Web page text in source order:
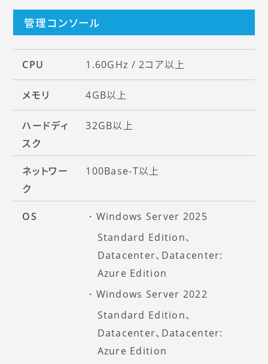
管理コンソール
CPU 1.60GHz / 2コア以上
メモリ 4GB以上
ハードディ
スク
32GB以上
ネットワー
ク
100Base-T以上
OS
Windows Server 2025
Standard Edition、
Datacenter、Datacenter:
Azure Edition
Windows Server 2022
Standard Edition、
Datacenter、Datacenter:
Azure Edition